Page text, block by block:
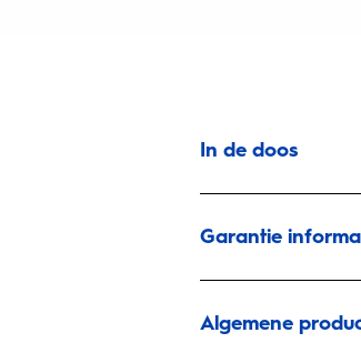
In de doos
Garantie
Algemene